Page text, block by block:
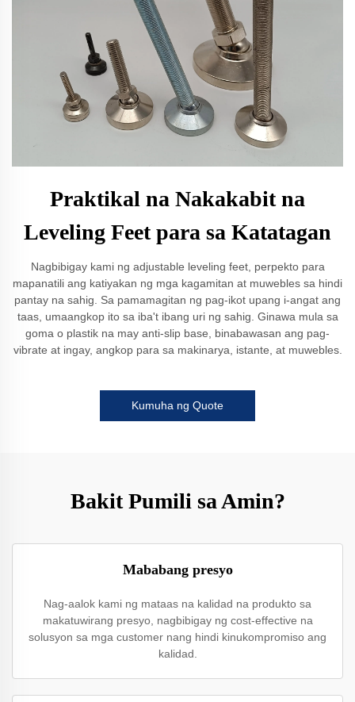
Praktikal na Nakakabit na
Leveling Feet para sa Katatagan
Nagbibigay kami ng adjustable leveling feet, perpekto para
mapanatili ang katiyakan ng mga kagamitan at muwebles sa hindi
pantay na sahig. Sa pamamagitan ng pag-ikot upang i-angat ang
taas, umaangkop ito sa iba't ibang uri ng sahig. Ginawa mula sa
goma o plastik na may anti-slip base, binabawasan ang pag-
vibrate at ingay, angkop para sa makinarya, istante, at muwebles.
Kumuha ng Quote
Bakit Pumili sa Amin?
Mababang presyo
Nag-aalok kami ng mataas na kalidad na produkto sa
makatuwirang presyo, nagbibigay ng cost-effective na
solusyon sa mga customer nang hindi kinukompromiso ang
kalidad.